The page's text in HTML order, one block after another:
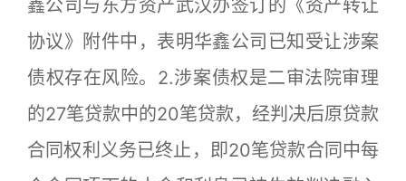
鑫公司与东方资产武汉办签订的《资产转让
协议》附件中，表明华鑫公司已知受让涉案
债权存在风险。2.涉案债权是二审法院审理
的27笔贷款中的20笔贷款，经判决后原贷款
合同权利义务已终止，即20笔贷款合同中每